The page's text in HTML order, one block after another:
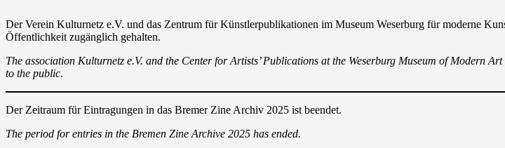
Der Verein Kulturnetz e.V. und das Zentrum für Künstlerpublikationen im Museum Weserburg für moderne
Öffentlichkeit zugänglich gehalten.
The association Kulturnetz e.V. and the Center for Artists’ Publications at the Weserburg Museum of Modern
to the public.
Der Zeitraum für Eintragungen in das Bremer Zine Archiv 2025 ist beendet.
The period for entries in the Bremen Zine Archive 2025 has ended.